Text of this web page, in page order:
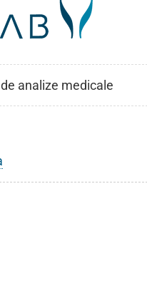
analize medicale